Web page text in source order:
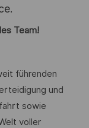
Team!
führenden
und
sowie
voller